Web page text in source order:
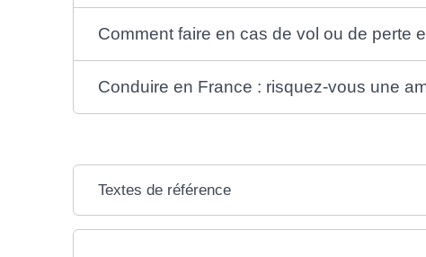
Comment faire en cas de vol ou de perte
Conduire en France : risquez-vous une
Textes de référence